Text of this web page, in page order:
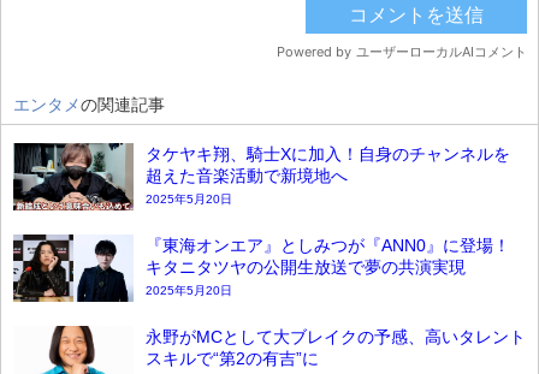
エンタメの関連記事
タケヤキ翔、騎士Xに加入！自身のチャンネルを
超えた音楽活動で新境地へ
2025年5月20日
『東海オンエア』としみつが『ANN0』に登場！
キタニタツヤの公開生放送で夢の共演実現
2025年5月20日
永野がMCとして大ブレイクの予感、高いタレント
スキルで“第2の有吉”に